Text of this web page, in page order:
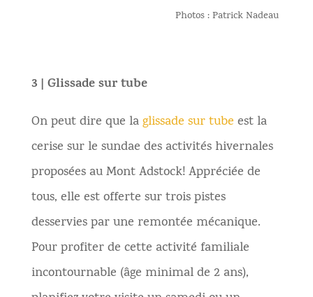
Photos : Patrick Nadeau
3 | Glissade sur tube
On peut dire que laglissade sur tube est la
cerise sur le sundae des activités hivernales
proposées au Mont Adstock! Appréciée de
tous, elle est offerte sur trois pistes
desservies par une remontée mécanique.
Pour profiter de cette activité familiale
incontournable (âge minimal de 2 ans),